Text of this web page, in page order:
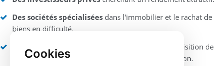
Cookies
Des sociétés spécialisées dans l'immobilier et le rachat de
biens en difficulté.
Des fonds d'investissement
intéressés par l'acquisition de
biens sous-cotés avec une perspective de valorisation.